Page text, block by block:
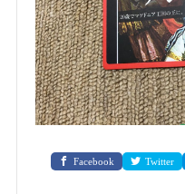
Facebook Twitter